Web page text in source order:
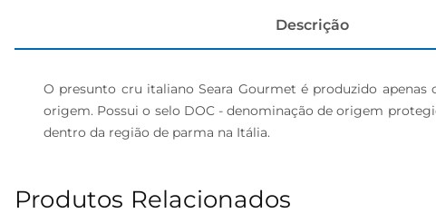
Descrição
O presunto cru italiano Seara Gourmet é produzido
origem. Possui o selo DOC - denominação de origem
dentro da região de parma na Itália.
Produtos Relacionados